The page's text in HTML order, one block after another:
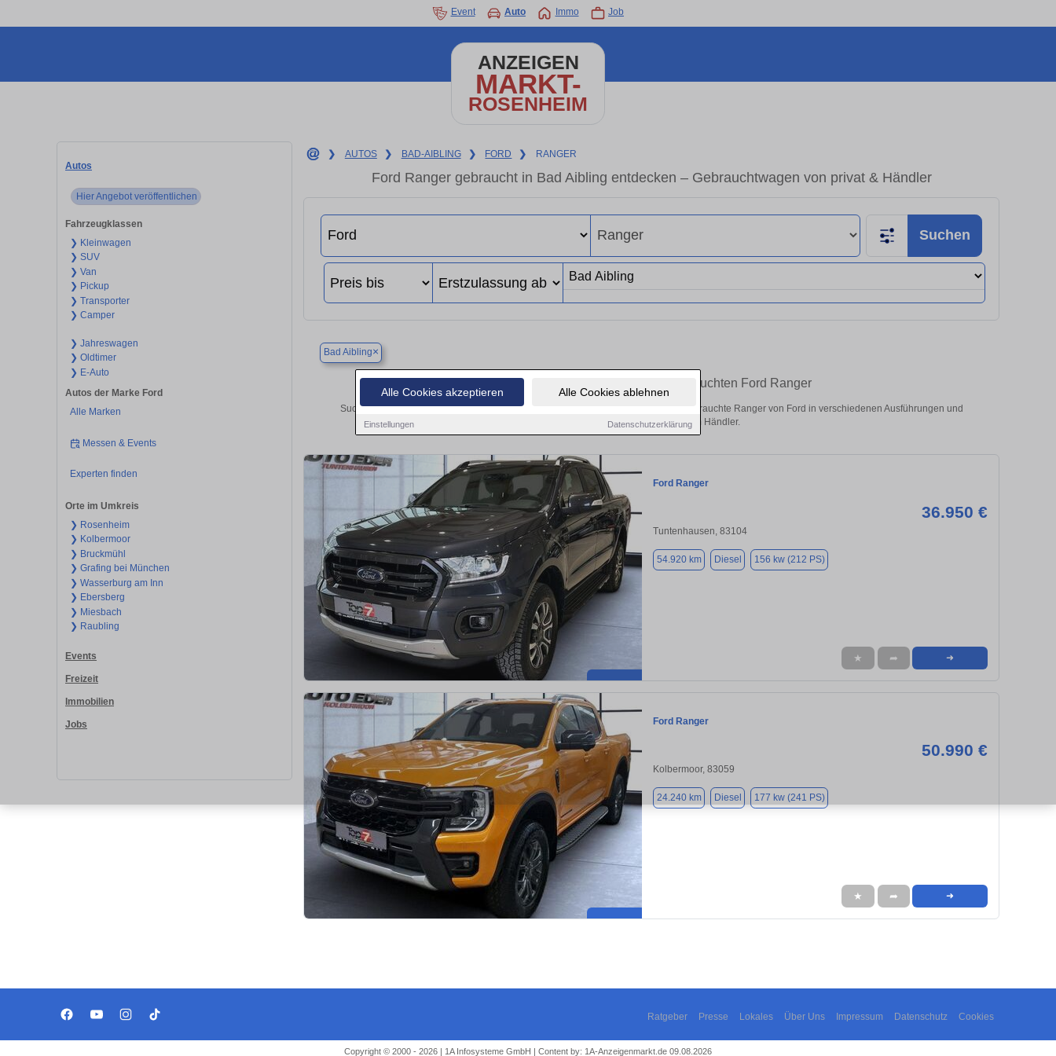
Alle Cookies akzeptieren Alle Cookies ablehnen
Einstellungen Datenschutzerklärung
Event Auto Immo Job
ANZEIGEN
MARKT-
ROSENHEIM
Autos
Hier Angebot veröffentlichen
Fahrzeugklassen
❯ Kleinwagen
❯ SUV
❯ Van
❯ Pickup
❯ Transporter
❯ Camper
❯ Jahreswagen
❯ Oldtimer
❯ E-Auto
Autos der Marke Ford
Alle Marken
Messen & Events
Experten finden
Orte im Umkreis
❯ Rosenheim
❯ Kolbermoor
❯ Bruckmühl
❯ Grafing bei München
❯ Wasserburg am Inn
❯ Ebersberg
❯ Miesbach
❯ Raubling
Events
Freizeit
Immobilien
Jobs
❯ AUTOS ❯ BAD-AIBLING ❯ FORD ❯ RANGER
Ford Ranger gebraucht in Bad Aibling entdecken – Gebrauchtwagen von privat & Händler
Suchen
Bad Aibling×
Finden Sie in Bad Aibling Ihren gebrauchten Ford Ranger
Suchen Sie in Bad Aibling einen Ford Ranger Gebrauchtwagen? Entdecken Sie gebrauchte Ranger von Ford in verschiedenen Ausführungen und
Preisklassen von privat und vom Händler.
Ford Ranger
36.950 €
Tuntenhausen, 83104
54.920 km Diesel 156 kw (212 PS)
★ ➦ ➜
Ford Ranger
50.990 €
Kolbermoor, 83059
24.240 km Diesel 177 kw (241 PS)
★ ➦ ➜
Ratgeber Presse Lokales Über Uns Impressum Datenschutz Cookies
Copyright © 2000 - 2026 | 1A Infosysteme GmbH | Content by: 1A-Anzeigenmarkt.de 09.08.2026